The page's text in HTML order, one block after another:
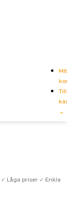
Till
→
✓ Låga priser ✓ Enkla